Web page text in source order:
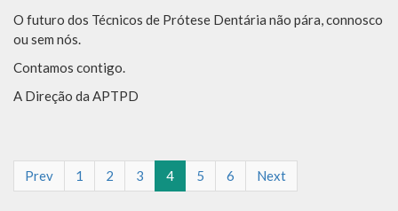
O futuro dos Técnicos de Prótese Dentária não pára, connosco
ou sem nós.
Contamos contigo.
A Direção da APTPD
Prev 1 2 3 4 5 6 Next